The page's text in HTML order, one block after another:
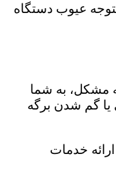
عیوب دستگاه
مشکل، به شما
یا گم شدن برگه
خدمات